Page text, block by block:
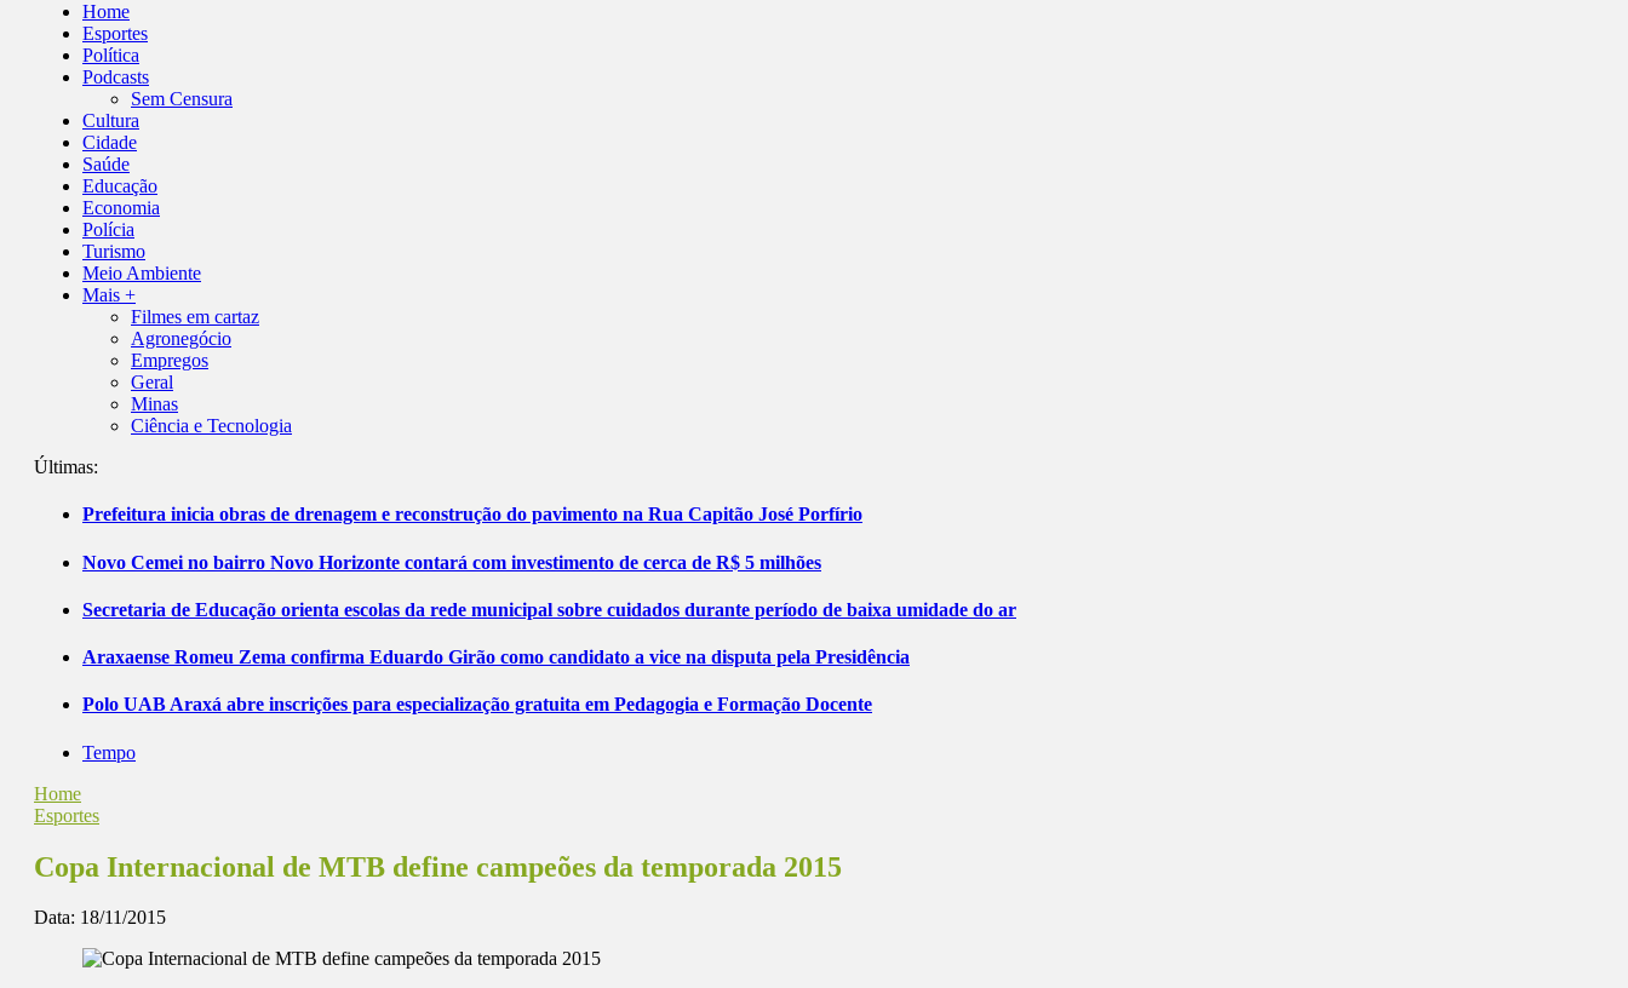
Home
Esportes
Política
Podcasts
Sem Censura
Cultura
Cidade
Saúde
Educação
Economia
Polícia
Turismo
Meio Ambiente
Mais +
Filmes em cartaz
Agronegócio
Empregos
Geral
Minas
Ciência e Tecnologia
Últimas:
Prefeitura inicia obras de drenagem e reconstrução do pavimento na Rua Capitão José Porfírio
Novo Cemei no bairro Novo Horizonte contará com investimento de cerca de R$ 5 milhões
Secretaria de Educação orienta escolas da rede municipal sobre cuidados durante período de baixa umidade do ar
Araxaense Romeu Zema confirma Eduardo Girão como candidato a vice na disputa pela Presidência
Polo UAB Araxá abre inscrições para especialização gratuita em Pedagogia e Formação Docente
Tempo
Home
Esportes
Copa Internacional de MTB define campeões da temporada 2015
Data: 18/11/2015